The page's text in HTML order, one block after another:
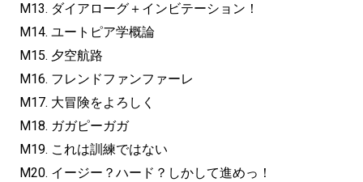
M13. ダイアローグ＋インビテーション！
M14. ユートピア学概論
M15. 夕空航路
M16. フレンドファンファーレ
M17. 大冒険をよろしく
M18. ガガピーガガ
M19. これは訓練ではない
M20. イージー？ハード？しかして進めっ！